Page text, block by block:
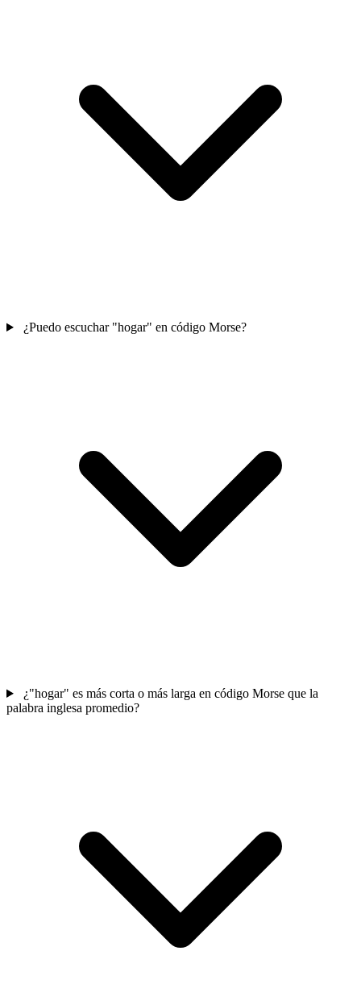
¿Puedo escuchar "hogar" en código Morse?
¿"hogar" es más corta o más larga en código Morse que la
palabra inglesa promedio?